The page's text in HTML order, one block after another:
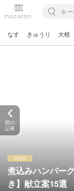
なす きゅうり 大根
煮込みハンバー
き】献立案15選
前の
記事